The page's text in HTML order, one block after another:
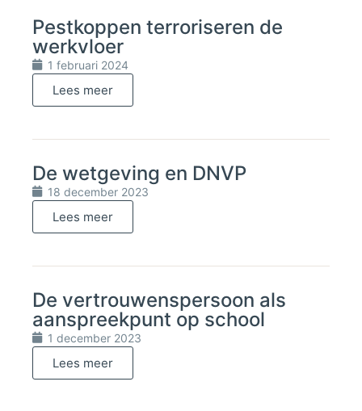
Pestkoppen terroriseren de
werkvloer
1 februari 2024
Lees meer
De wetgeving en DNVP
18 december 2023
Lees meer
De vertrouwenspersoon als
aanspreekpunt op school
1 december 2023
Lees meer